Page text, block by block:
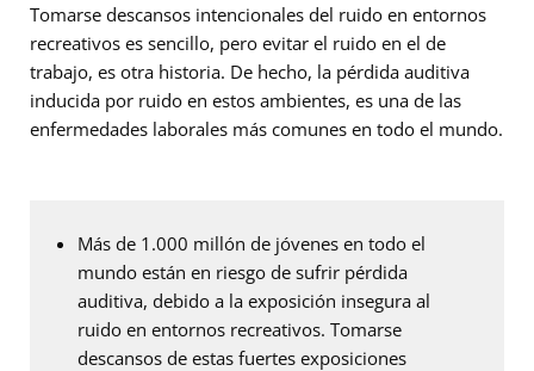
Tomarse descansos intencionales del ruido en entornos
recreativos es sencillo, pero evitar el ruido en el de
trabajo, es otra historia. De hecho, la pérdida auditiva
inducida por ruido en estos ambientes, es una de las
enfermedades laborales más comunes en todo el mundo.
Más de 1.000 millón de jóvenes en todo el
mundo están en riesgo de sufrir pérdida
auditiva, debido a la exposición insegura al
ruido en entornos recreativos. Tomarse
descansos de estas fuertes exposiciones